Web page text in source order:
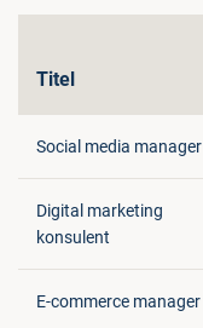
Titel
Social media manager
Digital marketing
konsulent
E-commerce manager